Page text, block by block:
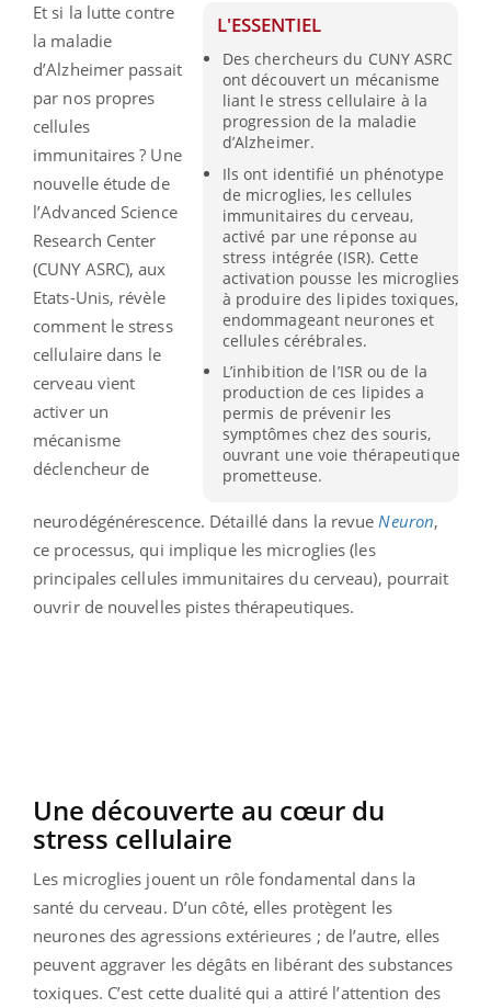
L'ESSENTIEL
Des chercheurs du CUNY ASRC
ont découvert un mécanisme
liant le stress cellulaire à la
progression de la maladie
d’Alzheimer.
Ils ont identifié un phénotype
de microglies, les cellules
immunitaires du cerveau,
activé par une réponse au
stress intégrée (ISR). Cette
activation pousse les microglies
à produire des lipides toxiques,
endommageant neurones et
cellules cérébrales.
L’inhibition de l’ISR ou de la
production de ces lipides a
permis de prévenir les
symptômes chez des souris,
ouvrant une voie thérapeutique
prometteuse.
Et si la lutte contre
la maladie
d’Alzheimer passait
par nos propres
cellules
immunitaires ? Une
nouvelle étude de
l’Advanced Science
Research Center
(CUNY ASRC), aux
Etats-Unis, révèle
comment le stress
cellulaire dans le
cerveau vient
activer un
mécanisme
déclencheur de
neurodégénérescence. Détaillé dans la revue Neuron,
ce processus, qui implique les microglies (les
principales cellules immunitaires du cerveau), pourrait
ouvrir de nouvelles pistes thérapeutiques.
Une découverte au cœur du
stress cellulaire
Les microglies jouent un rôle fondamental dans la
santé du cerveau. D’un côté, elles protègent les
neurones des agressions extérieures ; de l’autre, elles
peuvent aggraver les dégâts en libérant des substances
toxiques. C’est cette dualité qui a attiré l’attention des